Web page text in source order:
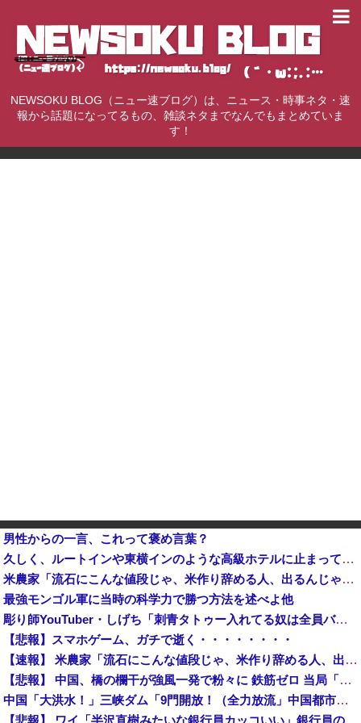
NEWSOKU BLOG（ニュー速ブログ）は、ニュース・時事ネタ・速
報から話題になってるもの、雑談ネタまでなんでもまとめていま
す！
男性からの一言、これって褒め言葉？
久しく、ルートインや東横インのような高級ホテルに止まってない。快活で激安パンと納豆を食べてしまう
米農家「流石にこんな値段じゃ、米作り辞める人、出るんじゃないかなあ？？」
最強モンゴル軍に当時の科学力で勝つ方法を述べよ他
彫り師YouTuber・しげち「刺青タトゥー入れてる奴は全員バカです」「すごい民度低い」「5000円好きなんすよ、バカって」
【悲報】スマホゲーム、ガチで逝く・・・・・・・・
【速報】 米農家「流石にこんな値段じゃ、米作り辞める人、出るんじゃないかなあ？？」
【悲報】 中国、橋の欄干が強風一発で粉々に 鉄筋ゼロ 当局「接着剤でくっつけただけ」「正常で、品質問題はない」
中国「大洪水！」三峡ダム「9門開放！（全力放流」中国都市「三峡沿線の道路水没」中国政府「高速道路封鎖！」中国ダム「緊急放流に合わせて開門（土砂崩れ発生」→